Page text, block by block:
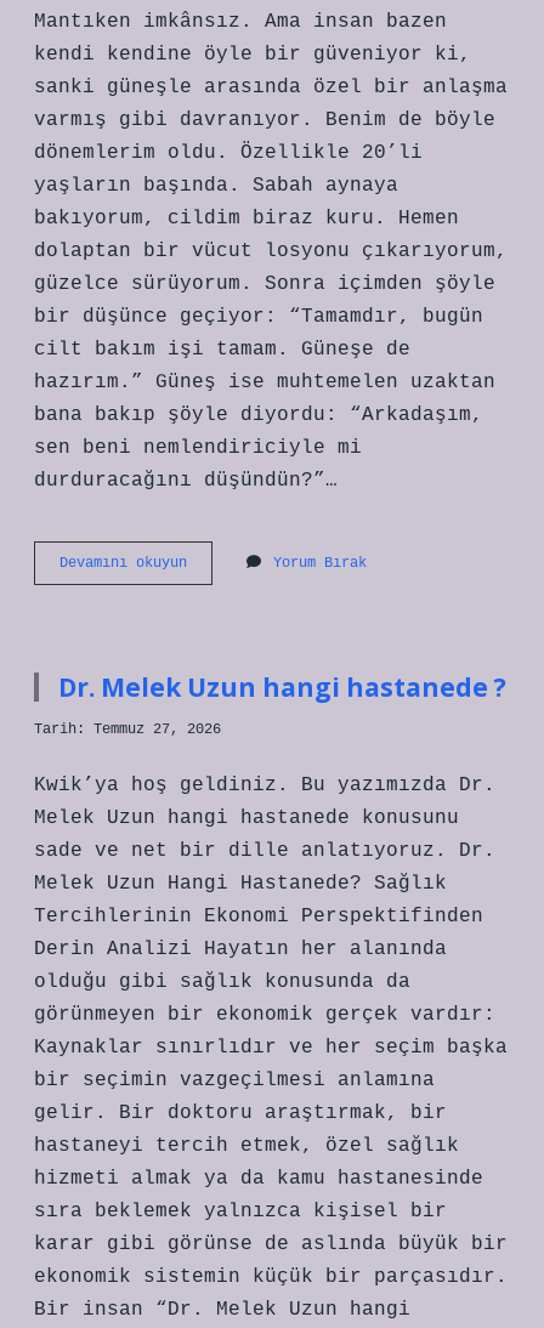
Mantıken imkânsız. Ama insan bazen
kendi kendine öyle bir güveniyor ki,
sanki güneşle arasında özel bir anlaşma
varmış gibi davranıyor. Benim de böyle
dönemlerim oldu. Özellikle 20’li
yaşların başında. Sabah aynaya
bakıyorum, cildim biraz kuru. Hemen
dolaptan bir vücut losyonu çıkarıyorum,
güzelce sürüyorum. Sonra içimden şöyle
bir düşünce geçiyor: “Tamamdır, bugün
cilt bakım işi tamam. Güneşe de
hazırım.” Güneş ise muhtemelen uzaktan
bana bakıp şöyle diyordu: “Arkadaşım,
sen beni nemlendiriciyle mi
durduracağını düşündün?”…
Devamını okuyunVücut
losyonu
Yorum Bırak
Dr. Melek Uzun hangi hastanede ?
Tarih: Temmuz 27, 2026
Kwik’ya hoş geldiniz. Bu yazımızda Dr.
Melek Uzun hangi hastanede konusunu
sade ve net bir dille anlatıyoruz. Dr.
Melek Uzun Hangi Hastanede? Sağlık
Tercihlerinin Ekonomi Perspektifinden
Derin Analizi Hayatın her alanında
olduğu gibi sağlık konusunda da
görünmeyen bir ekonomik gerçek vardır:
Kaynaklar sınırlıdır ve her seçim başka
bir seçimin vazgeçilmesi anlamına
gelir. Bir doktoru araştırmak, bir
hastaneyi tercih etmek, özel sağlık
hizmeti almak ya da kamu hastanesinde
sıra beklemek yalnızca kişisel bir
karar gibi görünse de aslında büyük bir
ekonomik sistemin küçük bir parçasıdır.
Bir insan “Dr. Melek Uzun hangi